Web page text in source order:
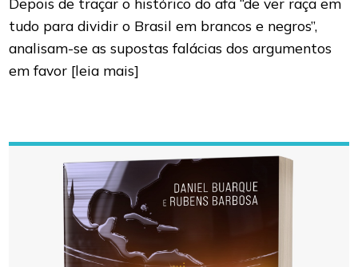
tudo para dividir o Brasil em brancos e negros”,
analisam-se as supostas falácias dos argumentos
em favor [leia mais]